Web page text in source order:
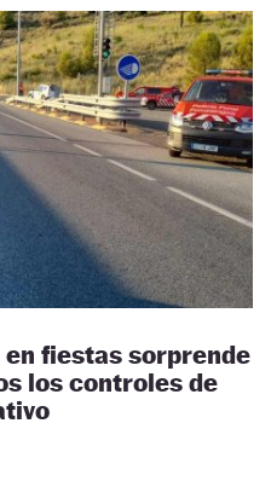
en fiestas sorprende
los controles de